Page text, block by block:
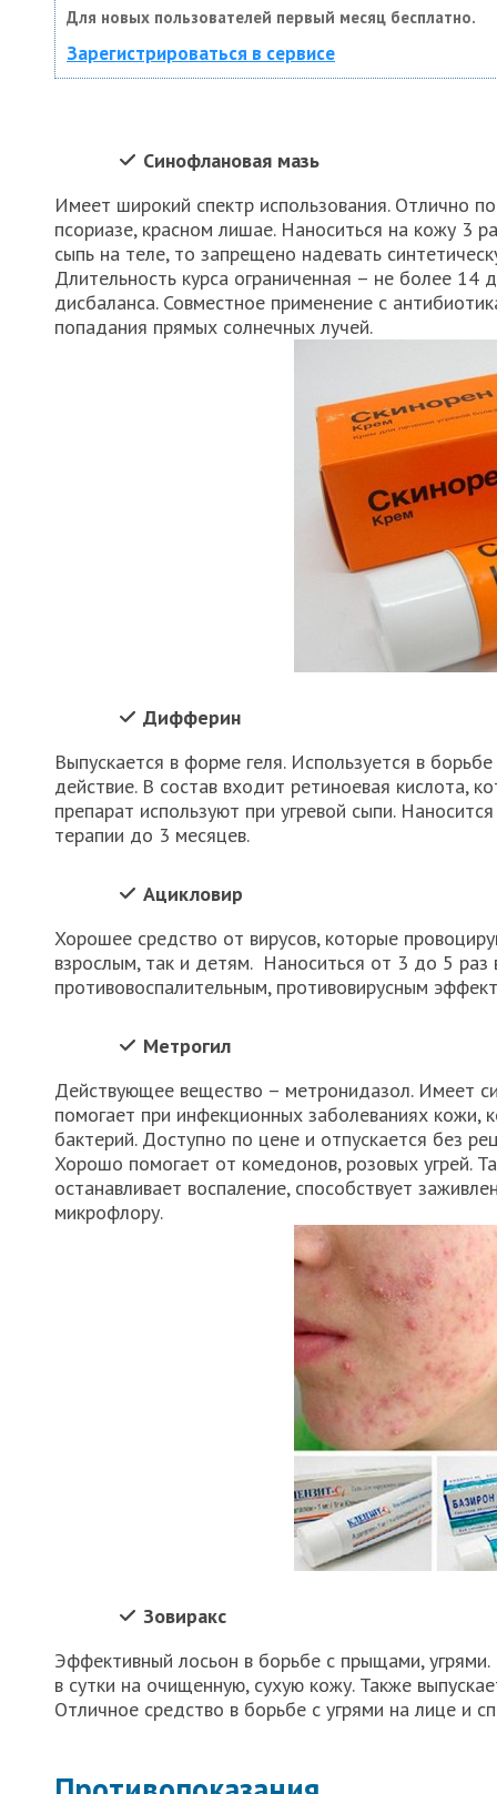
Для новых пользователей первый месяц бесплатно.
Зарегистрироваться в сервисе
Синофлановая мазь
Имеет широкий спектр использования. Отлично
псориазе, красном лишае. Наноситься на кожу 3
сыпь на теле, то запрещено надевать
Длительность курса ограниченная – не более
дисбаланса. Совместное применение с
попадания прямых солнечных лучей.
Дифферин
Выпускается в форме геля. Используется в
действие. В состав входит ретиноевая кислота,
препарат используют при угревой сыпи.
терапии до 3 месяцев.
Ацикловир
Хорошее средство от вирусов, которые
взрослым, так и детям. Наноситься от 3 до 5
противовоспалительным, противовирусным
Метрогил
Действующее вещество – метронидазол. Имеет
помогает при инфекционных заболеваниях
бактерий. Доступно по цене и отпускается без
Хорошо помогает от комедонов, розовых угрей.
останавливает воспаление, способствует
микрофлору.
Зовиракс
Эффективный лосьон в борьбе с прыщами,
в сутки на очищенную, сухую кожу. Также
Отличное средство в борьбе с угрями на лице и